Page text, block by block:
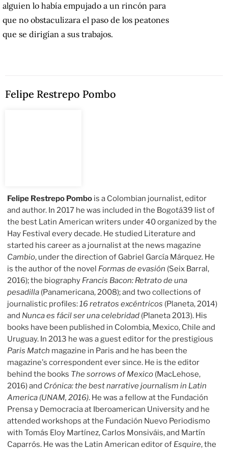
alguien lo había empujado a un rincón para
que no obstaculizara el paso de los peatones
que se dirigían a sus trabajos.
Felipe Restrepo Pombo
Felipe Restrepo Pombo is a Colombian journalist, editor
and author. In 2017 he was included in the Bogotá39 list of
the best Latin American writers under 40 organized by the
Hay Festival every decade. He studied Literature and
started his career as a journalist at the news magazine
Cambio, under the direction of Gabriel García Márquez. He
is the author of the novel Formas de evasión (Seix Barral,
2016); the biography Francis Bacon: Retrato de una
pesadilla (Panamericana, 2008); and two collections of
journalistic profiles:16 retratos excéntricos (Planeta, 2014)
and Nunca es fácil ser una celebridad (Planeta 2013). His
books have been published in Colombia, Mexico, Chile and
Uruguay. In 2013 he was a guest editor for the prestigious
Paris Match magazine in Paris and he has been the
magazine's correspondent ever since. He is the editor
behind the books The sorrows of Mexico (MacLehose,
2016) and Crónica: the best narrative journalism in Latin
America (UNAM, 2016). He was a fellow at the Fundación
Prensa y Democracia at Iberoamerican University and he
attended workshops at the Fundación Nuevo Periodismo
with Tomás Eloy Martínez, Carlos Monsiváis, and Martín
Caparrós. He was the Latin American editor of Esquire, the